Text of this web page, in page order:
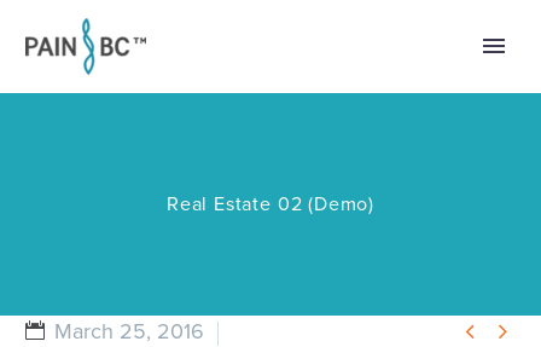
Real Estate 02 (Demo)
 
March 25, 2016